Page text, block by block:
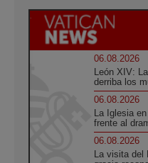
06.08.2026
León XIV:
derriba los
06.08.2026
La Iglesia
frente al
06.08.2026
La visita del